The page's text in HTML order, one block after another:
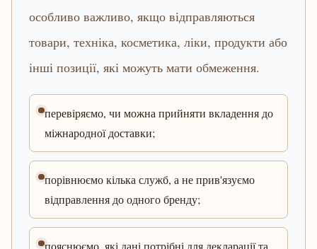
особливо важливо, якщо відправляються
товари, техніка, косметика, ліки, продукти або
інші позиції, які можуть мати обмеження.
перевіряємо, чи можна прийняти вкладення до
міжнародної доставки;
порівнюємо кілька служб, а не прив'язуємо
відправлення до одного бренду;
пояснюємо, які дані потрібні для декларації та